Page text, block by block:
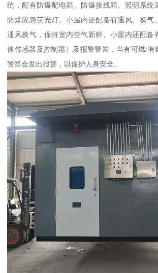
统，配有防爆配电箱、防爆接线箱。照明系统
防爆应急荧光灯。小屋内还配备有通风、换气
通风换气，保持室内空气新鲜。小屋内还配备
体传感器及控制器）及报警警笛，当有可燃/有
警笛会发出报警，以保护人身安全。